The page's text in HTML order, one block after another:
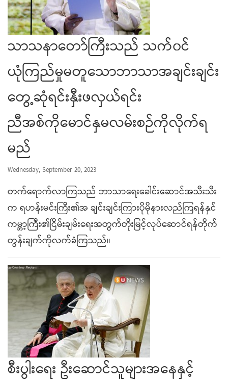
သာသနာတော်ကြီးသည် သက်၀င်
ယုံကြည်မှုမတူသောဘာသာအချင်းချင်း
တွေ့ဆုံရင်းနှီးဖလှယ်ရင်း
ညီအစ်ကိုမောင်နှမလမ်းစဉ်ကိုလိုက်ရ
မည်
Wednesday, September 20, 2023
တက်ရောက်လာကြသည် ဘာသာရေးခေါင်းဆောင်အသီးသီး
က ရဟန်းမင်းကြီး၏အ ချင်းချင်းကြားပိုမိုနားလည်ကြရန်နှင်
ကမ္ဘာ့ကြီး၏ငြိမ်းချမ်းရေးအတွက်တိုးမြင့်လုပ်ဆောင်ရန်တိုက်
တွန်းချက်ကိုလက်ခံကြသည်။
စီးပွါးရေး ဦးဆောင်သူများအနေနှင့်